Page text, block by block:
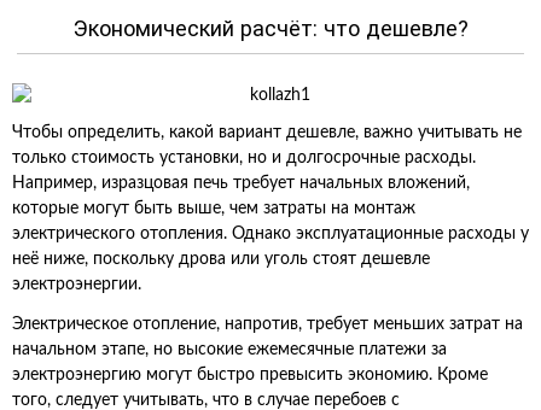
Экономический расчёт: что дешевле?
Чтобы определить, какой вариант дешевле, важно учитывать не
только стоимость установки, но и долгосрочные расходы.
Например, изразцовая печь требует начальных вложений,
которые могут быть выше, чем затраты на монтаж
электрического отопления. Однако эксплуатационные расходы у
неё ниже, поскольку дрова или уголь стоят дешевле
электроэнергии.
Электрическое отопление, напротив, требует меньших затрат на
начальном этапе, но высокие ежемесячные платежи за
электроэнергию могут быстро превысить экономию. Кроме
того, следует учитывать, что в случае перебоев с